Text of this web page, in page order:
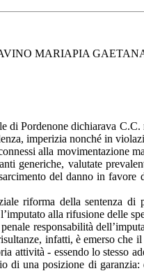
MARIAPIA
di Pordenone dichiarava
imperizia nonché in
alla movimentazione
generiche, valutate
del danno in
riforma della sentenza
alla rifusione delle
responsabilità
infatti, è emerso
attività - essendo lo stesso
di una posizione di